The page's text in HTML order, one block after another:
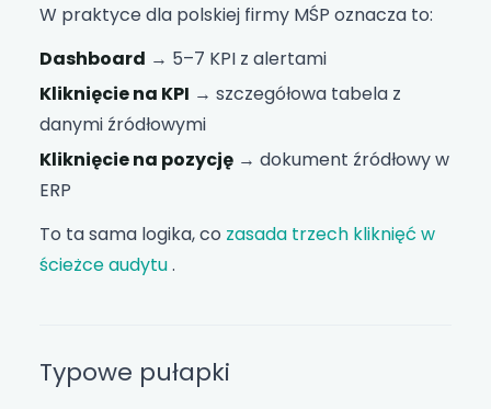
W praktyce dla polskiej firmy MŚP oznacza to:
Dashboard → 5–7 KPI z alertami
Kliknięcie na KPI → szczegółowa tabela z
danymi źródłowymi
Kliknięcie na pozycję → dokument źródłowy w
ERP
To ta sama logika, co zasada trzech kliknięć w
ścieżce audytu.
Typowe pułapki